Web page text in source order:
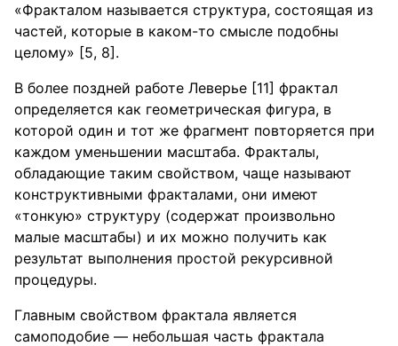
«Фракталом называется структура, состоящая из
частей, которые в каком-то смысле подобны
целому» [5, 8].
В более поздней работе Леверье [11] фрактал
определяется как геометрическая фигура, в
которой один и тот же фрагмент повторяется при
каждом уменьшении масштаба. Фракталы,
обладающие таким свойством, чаще называют
конструктивными фракталами, они имеют
«тонкую» структуру (содержат произвольно
малые масштабы) и их можно получить как
результат выполнения простой рекурсивной
процедуры.
Главным свойством фрактала является
самоподобие — небольшая часть фрактала